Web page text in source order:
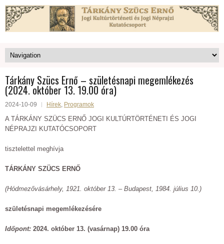
Tárkány Szücs Ernő – születésnapi megemlékezés
(2024. október 13. 19.00 óra)
2024-10-09 Hírek Programok
A TÁRKÁNY SZÜCS ERNŐ JOGI KULTÚRTÖRTÉNETI ÉS JOGI
NÉPRAJZI KUTATÓCSOPORT
tisztelettel meghívja
TÁRKÁNY SZÜCS ERNŐ
(Hódmezővásárhely, 1921. október 13. – Budapest, 1984. július 10.)
születésnapi megemlékezésére
Időpont: 2024. október 13. (vasárnap) 19.00 óra